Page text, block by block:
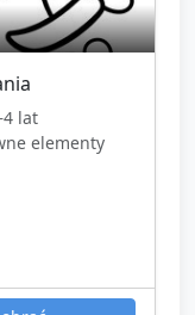
lat
elementy